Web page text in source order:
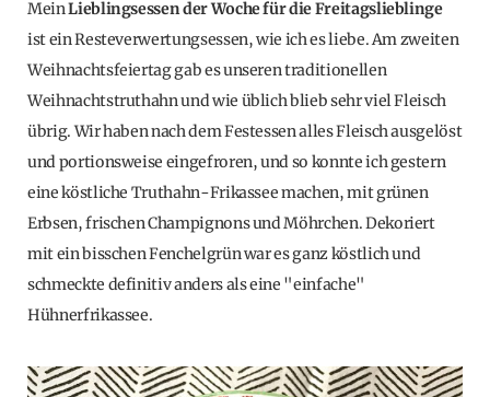
MeinLieblingsessen der Woche für die Freitagslieblinge
ist ein Resteverwertungsessen, wie ich es liebe. Am zweiten
Weihnachtsfeiertag gab es unseren traditionellen
Weihnachtstruthahn und wie üblich blieb sehr viel Fleisch
übrig. Wir haben nach dem Festessen alles Fleisch ausgelöst
und portionsweise eingefroren, und so konnte ich gestern
eine köstliche Truthahn-Frikassee machen, mit grünen
Erbsen, frischen Champignons und Möhrchen. Dekoriert
mit ein bisschen Fenchelgrün war es ganz köstlich und
schmeckte definitiv anders als eine "einfache"
Hühnerfrikassee.